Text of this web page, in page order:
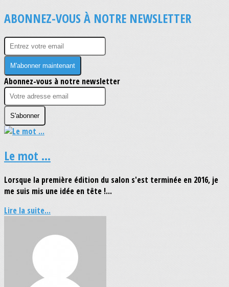
ABONNEZ-VOUS À NOTRE NEWSLETTER
M'abonner maintenant
Abonnez-vous à notre newsletter
S'abonner
Le mot ...
Lorsque la première édition du salon s'est terminée en 2016, je
me suis mis une idée en tête !...
Lire la suite...